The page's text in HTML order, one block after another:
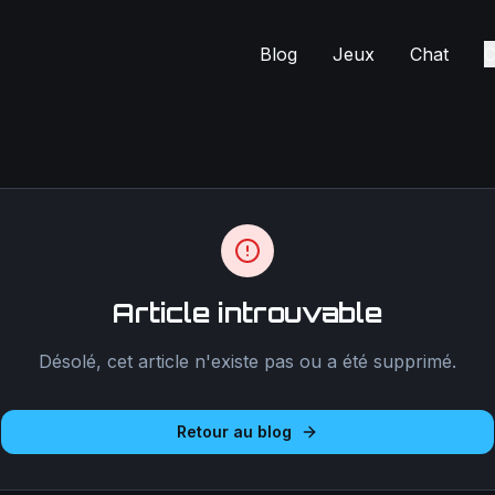
Blog Jeux Chat
Article introuvable
Désolé, cet article n'existe pas ou a été supprimé.
Retour au blog